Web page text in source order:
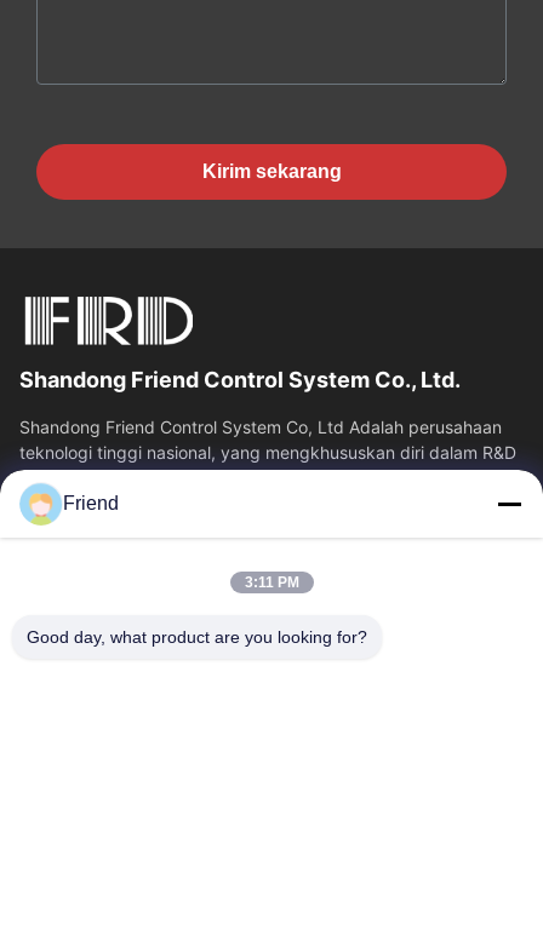
Kirim sekarang
Shandong Friend Control System Co., Ltd.
Shandong Friend Control System Co, Ltd Adalah perusahaan
teknologi tinggi nasional, yang mengkhususkan diri dalam R&D
instrumentasi, manufaktur...
Tautan Cepat
Tentang Kita
Wisata Pabrik
Kontrol Kualitas
Friend
3:11 PM
Good day, what product are you looking for?